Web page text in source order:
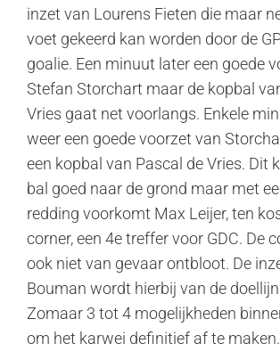
inzet van Lourens Fieten die maar
voet gekeerd kan worden door de
goalie. Een minuut later een goede
Stefan Storchart maar de kopbal
Vries gaat net voorlangs. Enkele
weer een goede voorzet van
een kopbal van Pascal de Vries. Dit
bal goed naar de grond maar met
redding voorkomt Max Leijer, ten
corner, een 4e treffer voor GDC. De
ook niet van gevaar ontbloot. De
Bouman wordt hierbij van de
Zomaar 3 tot 4 mogelijkheden
om het karwei definitief af te maken.